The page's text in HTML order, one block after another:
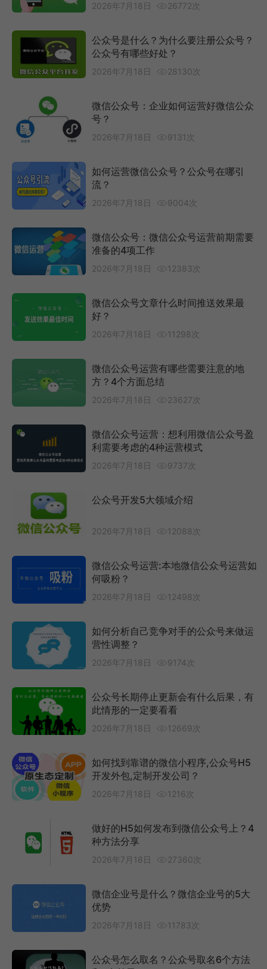
2026年7月18日 26772次
公众号是什么？为什么要注册公众号？
公众号有哪些好处？
2026年7月18日 28130次
微信公众号：企业如何运营好微信公众
号？
2026年7月18日 9131次
如何运营微信公众号？公众号在哪引
流？
2026年7月18日 9004次
微信公众号：微信公众号运营前期需要
准备的4项工作
2026年7月18日 12383次
微信公众号文章什么时间推送效果最
好？
2026年7月18日 11298次
微信公众号运营有哪些需要注意的地
方？4个方面总结
2026年7月18日 23627次
微信公众号运营：想利用微信公众号盈
利需要考虑的4种运营模式
2026年7月18日 9737次
公众号开发5大领域介绍
2026年7月18日 12088次
微信公众号运营:本地微信公众号运营如
何吸粉？
2026年7月18日 12498次
如何分析自己竞争对手的公众号来做运
营性调整？
2026年7月18日 9174次
公众号长期停止更新会有什么后果，有
此情形的一定要看看
2026年7月18日 12669次
如何找到靠谱的微信小程序,公众号H5
开发外包,定制开发公司？
2026年7月18日 1216次
做好的H5如何发布到微信公众号上？4
种方法分享
2026年7月18日 27360次
微信企业号是什么？微信企业号的5大
优势
2026年7月18日 11783次
公众号怎么取名？公众号取名6个方法